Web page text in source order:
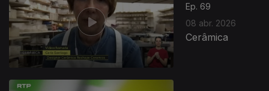
Ep. 69
08 abr. 2026
Cerâmica
920165